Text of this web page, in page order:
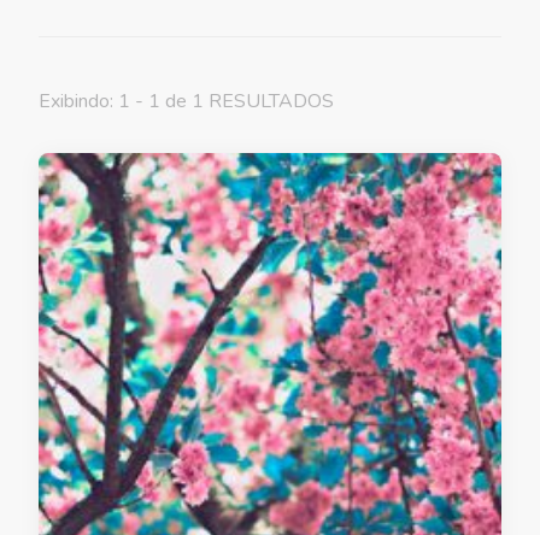
Exibindo: 1 - 1 de 1 RESULTADOS